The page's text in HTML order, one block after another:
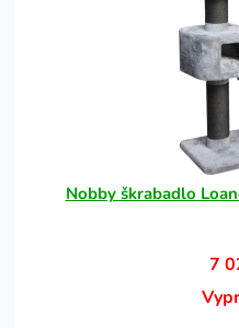
Nobby škrabadlo
7